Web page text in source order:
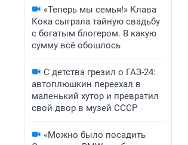
«Теперь мы семья!» Клава
Кока сыграла тайную свадьбу
с богатым блогером. В какую
сумму всё обошлось
С детства грезил о ГАЗ-24:
автоплюшкин переехал в
маленький хутор и превратил
свой двор в музей СССР
«Можно было посадить